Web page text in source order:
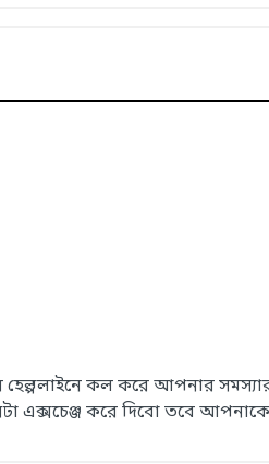
হেল্পলাইনে কল করে আপনার
এক্সচেঞ্জ করে দিবো তবে